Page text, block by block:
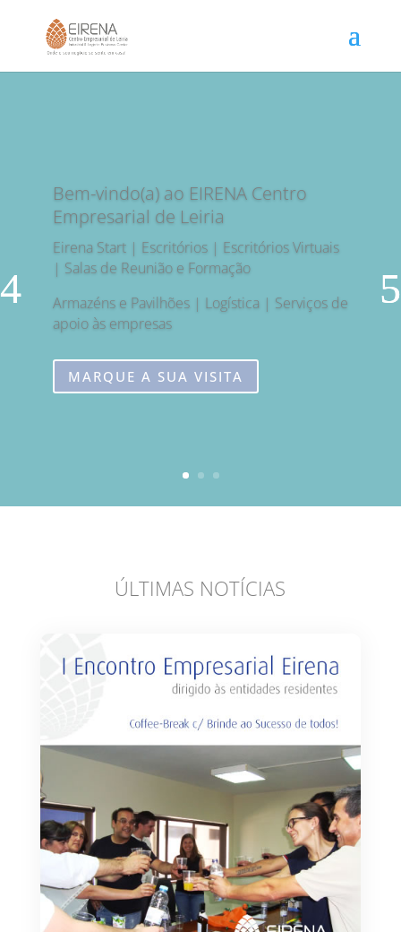
Bem-vindo(a) ao EIRENA Centro
Empresarial de Leiria
Eirena Start | Escritórios | Escritórios Virtuais
| Salas de Reunião e Formação
Armazéns e Pavilhões | Logística | Serviços de
apoio às empresas
MARQUE A SUA VISITA
ÚLTIMAS NOTÍCIAS